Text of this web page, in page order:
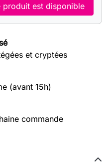
produit est disponible
et cryptées
(avant 15h)
commande